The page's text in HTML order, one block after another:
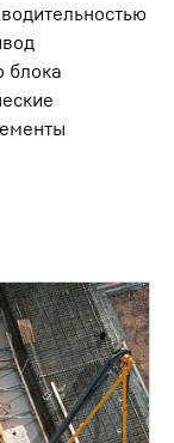
блока